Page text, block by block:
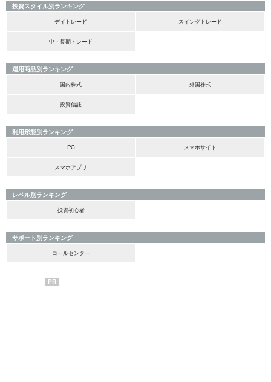
投資スタイル別ランキング
デイトレード
スイングトレード
中・長期トレード
運用商品別ランキング
国内株式
外国株式
投資信託
利用形態別ランキング
PC
スマホサイト
スマホアプリ
レベル別ランキング
投資初心者
サポート別ランキング
コールセンター
PR